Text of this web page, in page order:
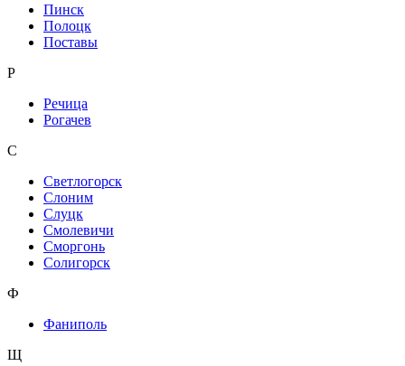
Пинск
Полоцк
Поставы
Р
Речица
Рогачев
С
Светлогорск
Слоним
Слуцк
Смолевичи
Сморгонь
Солигорск
Ф
Фаниполь
Щ